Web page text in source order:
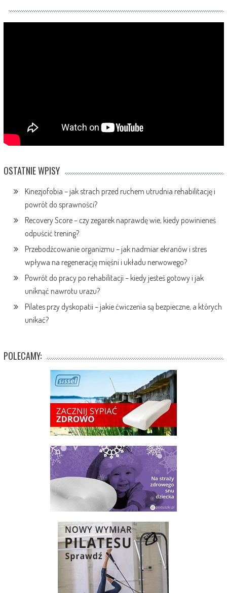
OSTATNIE WPISY
Kinezjofobia – jak strach przed ruchem utrudnia rehabilitację i
powrót do sprawności?
Recovery Score – czy zegarek naprawdę wie, kiedy powinieneś
odpuścić trening?
Przebodźcowanie organizmu – jak nadmiar ekranów i stres
wpływa na regenerację mięśni i układu nerwowego?
Powrót do pracy po rehabilitacji – kiedy jesteś gotowy i jak
uniknąć nawrotu urazu?
Pilates przy dyskopatii – jakie ćwiczenia są bezpieczne, a których
unikać?
POLECAMY: